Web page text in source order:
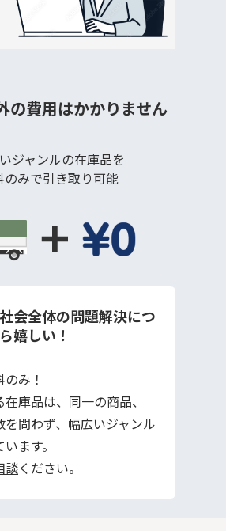
の費用はかかりません
ジャンルの在庫品を
のみで引き取り可能
会全体の問題解決につ
嬉しい！
み！
庫品は、同一の商品、
を問わず、幅広いジャンル
ます。
談ください。